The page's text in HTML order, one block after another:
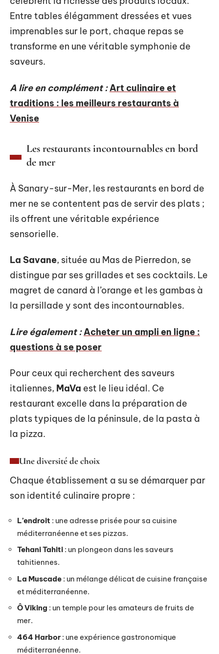
Entre tables élégamment dressées et vues
imprenables sur le port, chaque repas se
transforme en une véritable symphonie de
saveurs.
A lire en complément : Art culinaire et
traditions : les meilleurs restaurants à
Venise
Les restaurants incontournables en bord
de mer
À Sanary-sur-Mer, les restaurants en bord de
mer ne se contentent pas de servir des plats ;
ils offrent une véritable expérience
sensorielle.
La Savane, située au Mas de Pierredon, se
distingue par ses grillades et ses cocktails. Le
magret de canard à l’orange et les gambas à
la persillade y sont des incontournables.
Lire également : Acheter un ampli en ligne :
questions à se poser
Pour ceux qui recherchent des saveurs
italiennes, MaVa est le lieu idéal. Ce
restaurant excelle dans la préparation de
plats typiques de la péninsule, de la pasta à
la pizza.
Une diversité de choix
Chaque établissement a su se démarquer par
son identité culinaire propre :
L’endroit : une adresse prisée pour sa cuisine
méditerranéenne et ses pizzas.
Tehani Tahiti : un plongeon dans les saveurs
tahitiennes.
La Muscade : un mélange délicat de cuisine française
et méditerranéenne.
Ô Viking : un temple pour les amateurs de fruits de
mer.
464 Harbor : une expérience gastronomique
méditerranéenne.